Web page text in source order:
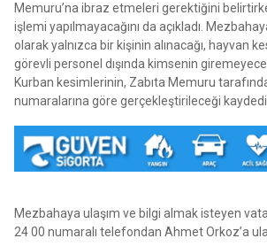
Memuru’na ibraz etmeleri gerektiğini
işlemi yapılmayacağını da açıkladı.
olarak yalnızca bir kişinin alınacağı, hayvan
görevli personel dışında kimsenin
Kurban kesimlerinin, Zabıta Memuru
numaralarına göre gerçekleştirileceği
Mezbahaya ulaşım ve bilgi almak isteyen
24 00 numaralı telefondan Ahmet Orkoz’a